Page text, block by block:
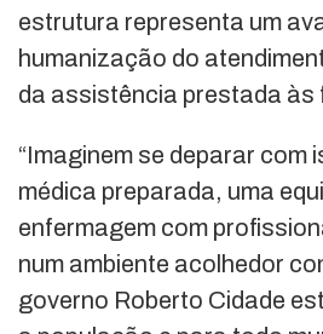
estrutura representa um
humanização do
da assistência prestada às
“Imaginem se deparar com
médica preparada, uma
enfermagem com
num ambiente acolhedor
governo Roberto Cidade